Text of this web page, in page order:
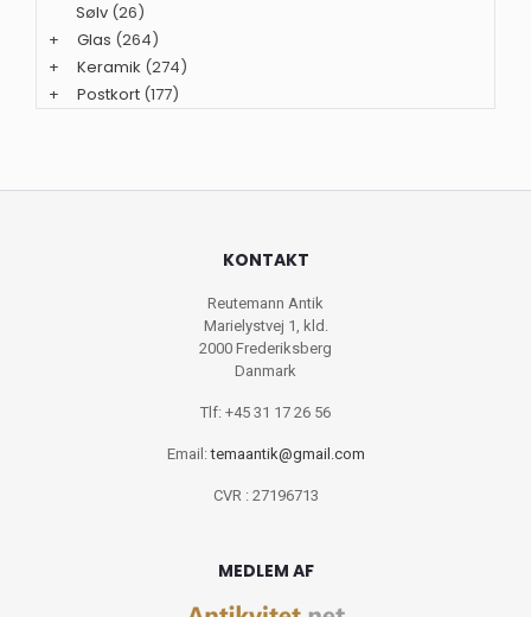
Sølv (26)
+
Glas (264)
+
Keramik (274)
+
Postkort (177)
KONTAKT
Reutemann Antik
Marielystvej 1, kld.
2000 Frederiksberg
Danmark
Tlf: +45 31 17 26 56
Email:temaantik@gmail.com
CVR : 27196713
MEDLEM AF